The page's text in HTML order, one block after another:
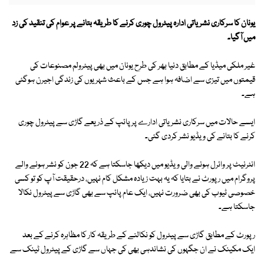
یونان کا سرکاری نشریاتی ادارہ پیٹرول چوری کرنے کا طریقہ بتانے پر عوام کی تنقید کی زد
میں آگیا۔
غیر ملکی میڈیا کے مطابق دنیا بھر کی طرح یونان میں بھی پیٹرولم مصنوعات کی
قیمتوں میں تیزی سے اضافہ ہوا ہے جس کے باعث شہریوں کی زندگی اجیرن ہوگئی
ہے۔
ایسے حالات میں سرکاری نشریاتی ادارے پر پائپ کے ذریعے گاڑی سے پیٹرول چوری
کرنے کا بتانے کی ویڈیو نشر کردی گئی۔
انٹرنیٹ پر وائرل ہونے والی ویڈیو میں دیکھا جاسکتا ہے کہ 22 جون کو نشر ہونے والے
پروگرام میں رپورٹ نے بتایا کہ یہ بہت زیادہ مشکل کام نہیں، درحقیقت آپ کو تو کسی
خصوصی ٹیوب کی بھی ضرورت نہیں، ایک عام پائپ سے بھی گاڑی سے پیٹرول نکالا
جاسکتا ہے۔
رپورٹ کے مطابق گاڑی سے پیٹرول کو نکالنے کے طریقہ کار کا مظاہرہ کرنے کے بعد
ایک مکینک نے ان جگہوں کی نشاندہی بھی کی جہاں سے گاڑی کے پیٹرول ٹینک سے